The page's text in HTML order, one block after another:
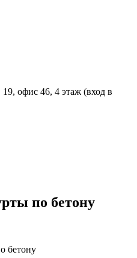
офис 46, 4 этаж (вход в
по бетону
бетону